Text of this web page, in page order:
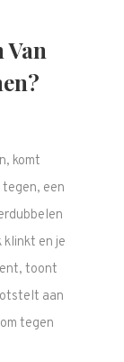
Van
komt
een
klinkt en je
toont
aan
tegen